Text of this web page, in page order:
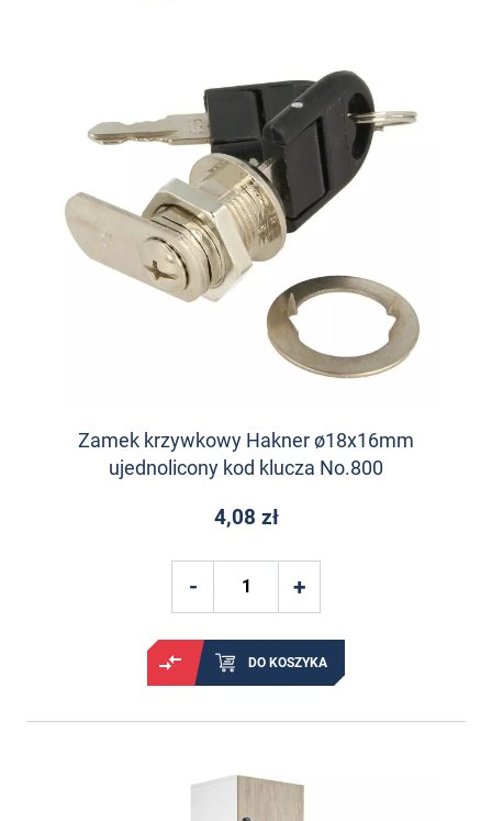
Zamek krzywkowy Hakner ø18x16mm
ujednolicony kod klucza No.800
4,08 zł
DO KOSZYKA